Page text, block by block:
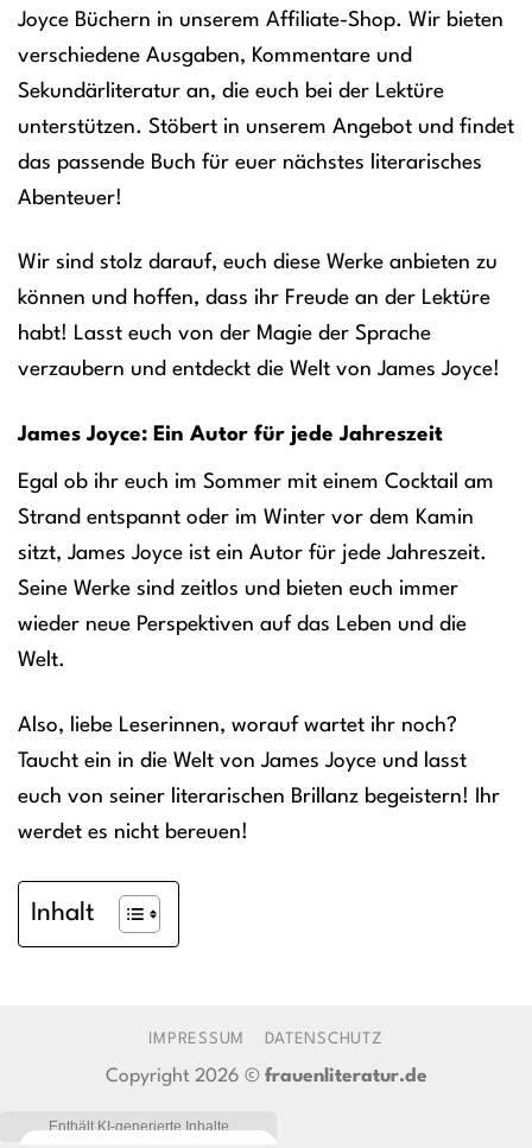
Joyce Büchern in unserem Affiliate-Shop. Wir bieten
verschiedene Ausgaben, Kommentare und
Sekundärliteratur an, die euch bei der Lektüre
unterstützen. Stöbert in unserem Angebot und findet
das passende Buch für euer nächstes literarisches
Abenteuer!
Wir sind stolz darauf, euch diese Werke anbieten zu
können und hoffen, dass ihr Freude an der Lektüre
habt! Lasst euch von der Magie der Sprache
verzaubern und entdeckt die Welt von James Joyce!
James Joyce: Ein Autor für jede Jahreszeit
Egal ob ihr euch im Sommer mit einem Cocktail am
Strand entspannt oder im Winter vor dem Kamin
sitzt, James Joyce ist ein Autor für jede Jahreszeit.
Seine Werke sind zeitlos und bieten euch immer
wieder neue Perspektiven auf das Leben und die
Welt.
Also, liebe Leserinnen, worauf wartet ihr noch?
Taucht ein in die Welt von James Joyce und lasst
euch von seiner literarischen Brillanz begeistern! Ihr
werdet es nicht bereuen!
Inhalt
IMPRESSUM DATENSCHUTZ
Copyright 2026 © frauenliteratur.de